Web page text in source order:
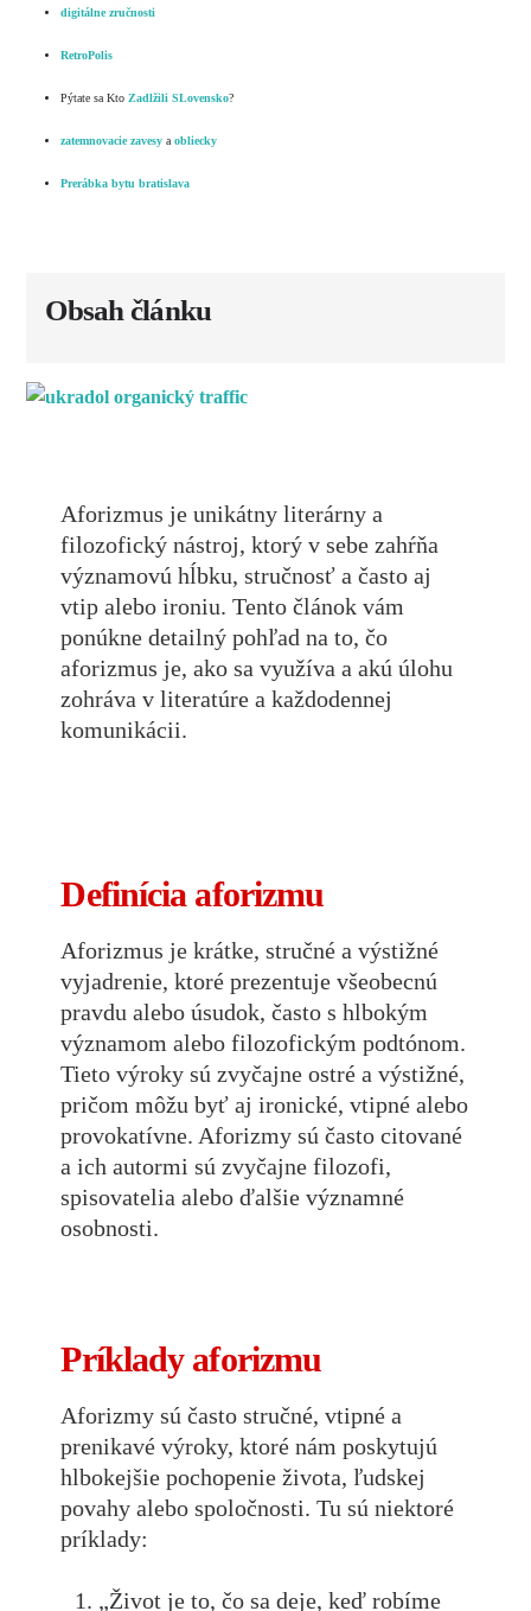
digitálne zručnosti
RetroPolis
Pýtate sa KtoZadlžili SLovensko?
zatemnovacie zavesy aobliecky
Prerábka bytu bratislava
Obsah článku
Aforizmus je unikátny literárny a
filozofický nástroj, ktorý v sebe zahŕňa
významovú hĺbku, stručnosť a často aj
vtip alebo ironiu. Tento článok vám
ponúkne detailný pohľad na to, čo
aforizmus je, ako sa využíva a akú úlohu
zohráva v literatúre a každodennej
komunikácii.
Definícia aforizmu
Aforizmus je krátke, stručné a výstižné
vyjadrenie, ktoré prezentuje všeobecnú
pravdu alebo úsudok, často s hlbokým
významom alebo filozofickým podtónom.
Tieto výroky sú zvyčajne ostré a výstižné,
pričom môžu byť aj ironické, vtipné alebo
provokatívne. Aforizmy sú často citované
a ich autormi sú zvyčajne filozofi,
spisovatelia alebo ďalšie významné
osobnosti.
Príklady aforizmu
Aforizmy sú často stručné, vtipné a
prenikavé výroky, ktoré nám poskytujú
hlbokejšie pochopenie života, ľudskej
povahy alebo spoločnosti. Tu sú niektoré
príklady:
„Život je to, čo sa deje, keď robíme